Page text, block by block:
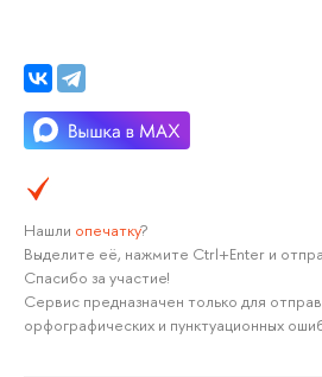
Нашли опечатку?
Выделите её, нажмите Ctrl+Enter и
Спасибо за участие!
Сервис предназначен только для
орфографических и пунктуационных